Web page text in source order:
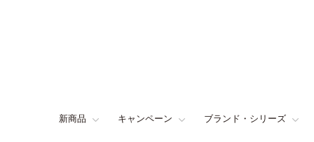
新商品 キャンペーン ブランド・シリーズ